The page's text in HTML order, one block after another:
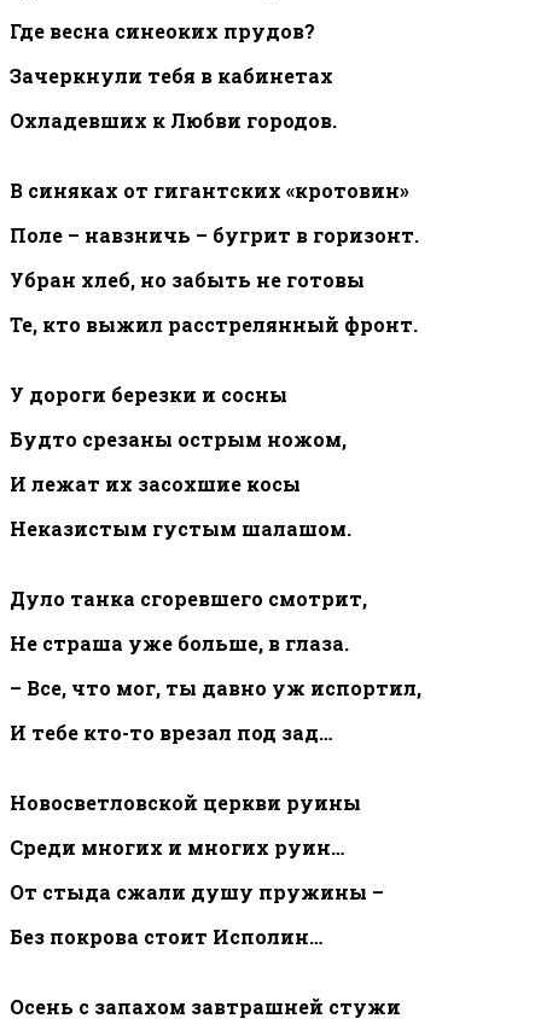
Где весна синеоких прудов?
Зачеркнули тебя в кабинетах
Охладевших к Любви городов.
В синяках от гигантских «кротовин»
Поле – навзничь – бугрит в горизонт.
Убран хлеб, но забыть не готовы
Те, кто выжил расстрелянный фронт.
У дороги березки и сосны
Будто срезаны острым ножом,
И лежат их засохшие косы
Неказистым густым шалашом.
Дуло танка сгоревшего смотрит,
Не страша уже больше, в глаза.
– Все, что мог, ты давно уж испортил,
И тебе кто-то врезал под зад…
Новосветловской церкви руины
Среди многих и многих руин…
От стыда сжали душу пружины –
Без покрова стоит Исполин…
Осень с запахом завтрашней стужи